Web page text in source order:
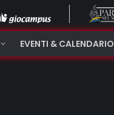
EVENTI & CALENDARIO